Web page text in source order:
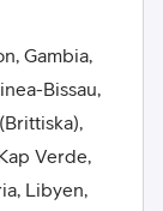
Gambia,
Bissau,
Verde,
Libyen,